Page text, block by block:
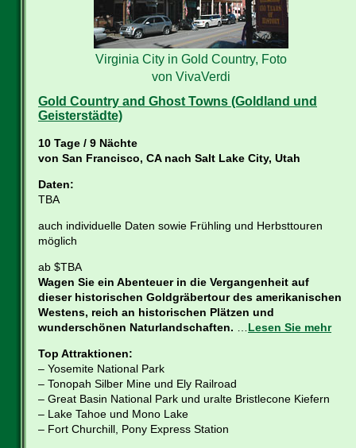
Virginia City in Gold Country, Foto
von VivaVerdi
Gold Country and Ghost Towns (Goldland und
Geisterstädte)
10 Tage / 9 Nächte
von San Francisco, CA nach Salt Lake City, Utah
Daten:
TBA
auch individuelle Daten sowie Frühling und Herbsttouren
möglich
ab $TBA
Wagen Sie ein Abenteuer in die Vergangenheit auf
dieser historischen Goldgräbertour des amerikanischen
Westens, reich an historischen Plätzen und
wunderschönen Naturlandschaften.
Lesen Sie mehr
Top Attraktionen:
– Yosemite National Park
– Tonopah Silber Mine und Ely Railroad
– Great Basin National Park und uralte Bristlecone Kiefern
– Lake Tahoe und Mono Lake
– Fort Churchill, Pony Express Station